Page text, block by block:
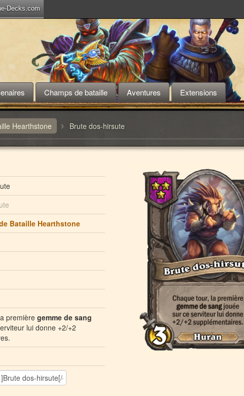
Decks.com
Champs de bataille Aventures Extensions
Hearthstone › Brute dos-hirsute
Bataille Hearthstone
première gemme de sang
lui donne +2/+2